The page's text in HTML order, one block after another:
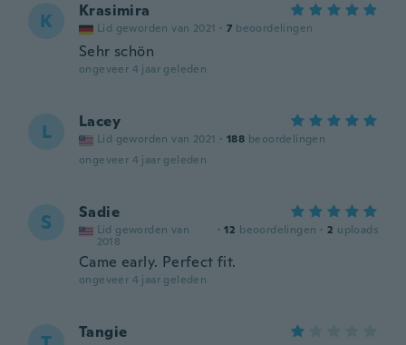
K Krasimira
Lid geworden van 2021 · 7 beoordelingen
Sehr schön
ongeveer 4 jaar geleden
L Lacey
Lid geworden van 2021 · 188 beoordelingen
ongeveer 4 jaar geleden
S Sadie
Lid geworden van
2018
· 12 beoordelingen · 2 uploads
Came early. Perfect fit.
ongeveer 4 jaar geleden
Tangie